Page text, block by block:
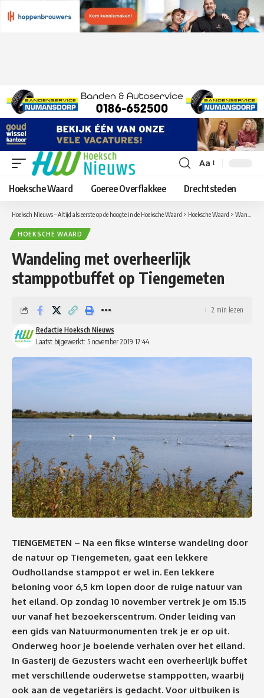
Lettergrootte
aanpassen
Aa
Hoeksche Waard Goeree Overflakkee Drechtsteden
Hoeksch Nieuws – Altijd als eerste op de hoogte in de Hoeksche Waard > Hoeksche Waard > Wandeling met overheerlijk stamppotbuffet op Tiengemeten
HOEKSCHE WAARD
Wandeling met overheerlijk
stamppotbuffet op Tiengemeten
Laatst bijgewerkt: 5 november 2019 17:44
Redactie Hoeksch Nieuws
2 min lezen
TIENGEMETEN – Na een fikse winterse wandeling door
de natuur op Tiengemeten, gaat een lekkere
Oudhollandse stamppot er wel in. Een lekkere
beloning voor 6,5 km lopen door de ruige natuur van
het eiland. Op zondag 10 november vertrek je om 15.15
uur vanaf het bezoekerscentrum. Onder leiding van
een gids van Natuurmonumenten trek je er op uit.
Onderweg hoor je boeiende verhalen over het eiland.
In Gasterij de Gezusters wacht een overheerlijk buffet
met verschillende ouderwetse stamppotten, waarbij
ook aan de vegetariërs is gedacht. Voor uitbuiken is